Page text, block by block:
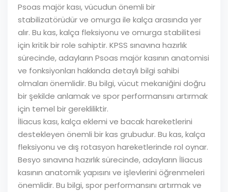
Psoas majör kası, vücudun önemli bir
stabilizatörüdür ve omurga ile kalça arasında yer
alır. Bu kas, kalça fleksiyonu ve omurga stabilitesi
için kritik bir role sahiptir. KPSS sınavına hazırlık
sürecinde, adayların Psoas majör kasının anatomisi
ve fonksiyonları hakkında detaylı bilgi sahibi
olmaları önemlidir. Bu bilgi, vücut mekaniğini doğru
bir şekilde anlamak ve spor performansını artırmak
için temel bir gerekliliktir.
İliacus kası, kalça eklemi ve bacak hareketlerini
destekleyen önemli bir kas grubudur. Bu kas, kalça
fleksiyonu ve dış rotasyon hareketlerinde rol oynar.
Besyo sınavına hazırlık sürecinde, adayların İliacus
kasının anatomik yapısını ve işlevlerini öğrenmeleri
önemlidir. Bu bilgi, spor performansını artırmak ve